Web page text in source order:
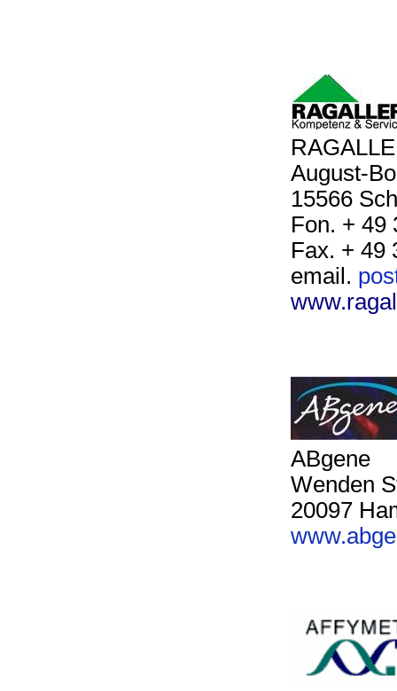
August-
15566
Fon. + 49
Fax. + 49
email.
ABgene
Wenden
20097